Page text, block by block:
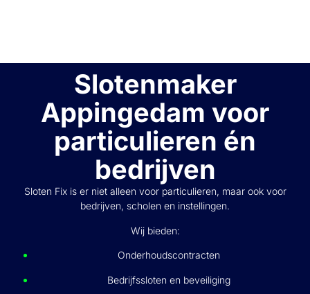
Slotenmaker
Appingedam voor
particulieren én
bedrijven
Sloten Fix is er niet alleen voor particulieren, maar ook voor
bedrijven, scholen en instellingen.
Wij bieden:
Onderhoudscontracten
Bedrijfssloten en beveiliging